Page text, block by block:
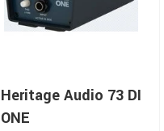
Heritage Audio 73 DI
ONE